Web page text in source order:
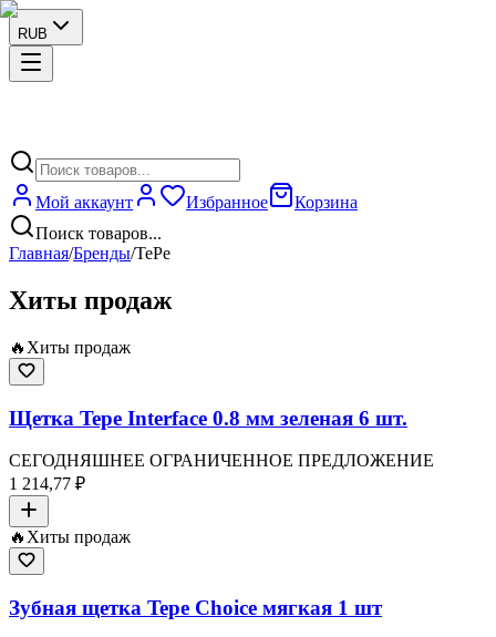
RUB
Мой аккаунт Избранное
Корзина
Поиск товаров...
Главная/Бренды/TePe
Хиты продаж
🔥 Хиты продаж
Щетка Tepe Interface 0.8 мм зеленая 6 шт.
СЕГОДНЯШНЕЕ ОГРАНИЧЕННОЕ ПРЕДЛОЖЕНИЕ
1 214,77 ₽
🔥 Хиты продаж
Зубная щетка Tepe Choice мягкая 1 шт